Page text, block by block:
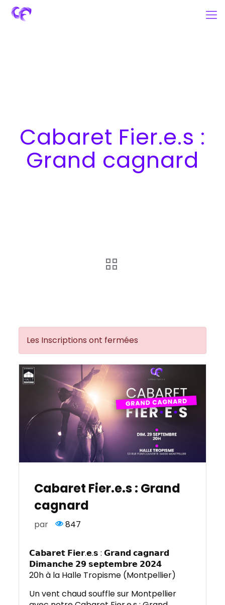
Cabaret Fier.e.s :
Grand cagnard
Les Inscriptions ont fermées
Cabaret Fier.e.s : Grand
cagnard
par 847
𝗖𝗮𝗯𝗮𝗿𝗲𝘁 𝗙𝗶𝗲𝗿.𝗲.𝘀 : 𝗚𝗿𝗮𝗻𝗱 𝗰𝗮𝗴𝗻𝗮𝗿𝗱
𝗗𝗶𝗺𝗮𝗻𝗰𝗵𝗲 𝟮𝟵 𝘀𝗲𝗽𝘁𝗲𝗺𝗯𝗿𝗲 𝟮𝟬𝟮𝟰
20h à la Halle Tropisme (Montpellier)
Un vent chaud souffle sur Montpellier